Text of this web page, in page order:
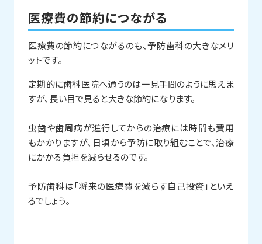
医療費の節約につながる
医療費の節約につながるのも、予防歯科の大きなメリ
ットです。
定期的に歯科医院へ通うのは一見手間のように思えま
すが、長い目で見ると大きな節約になります。
虫歯や歯周病が進行してからの治療には時間も費用
もかかりますが、日頃から予防に取り組むことで、治療
にかかる負担を減らせるのです。
予防歯科は「将来の医療費を減らす自己投資」といえ
るでしょう。